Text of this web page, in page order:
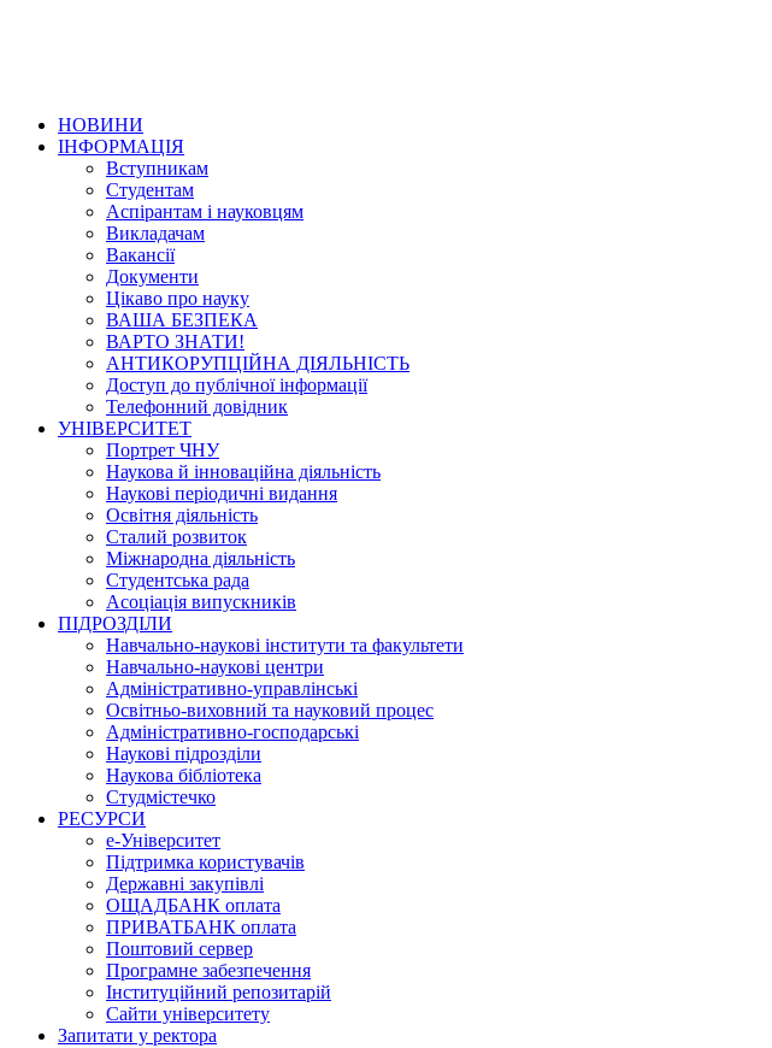
НОВИНИ
ІНФОРМАЦІЯ
Вступникам
Студентам
Аспірантам і науковцям
Викладачам
Вакансії
Документи
Цікаво про науку
ВАША БЕЗПЕКА
ВАРТО ЗНАТИ!
АНТИКОРУПЦІЙНА ДІЯЛЬНІСТЬ
Доступ до публічної інформації
Телефонний довідник
УНІВЕРСИТЕТ
Портрет ЧНУ
Наукова й інноваційна діяльність
Наукові періодичні видання
Освітня діяльність
Сталий розвиток
Міжнародна діяльність
Студентська рада
Асоціація випускників
ПІДРОЗДІЛИ
Навчально-наукові інститути та факультети
Навчально-наукові центри
Адміністративно-управлінські
Освітньо-виховний та науковий процес
Адміністративно-господарські
Наукові підрозділи
Наукова бібліотека
Студмістечко
РЕСУРСИ
е-Університет
Підтримка користувачів
Державні закупівлі
ОЩАДБАНК оплата
ПРИВАТБАНК оплата
Поштовий сервер
Програмне забезпечення
Інституційний репозитарій
Сайти університету
Запитати у ректора